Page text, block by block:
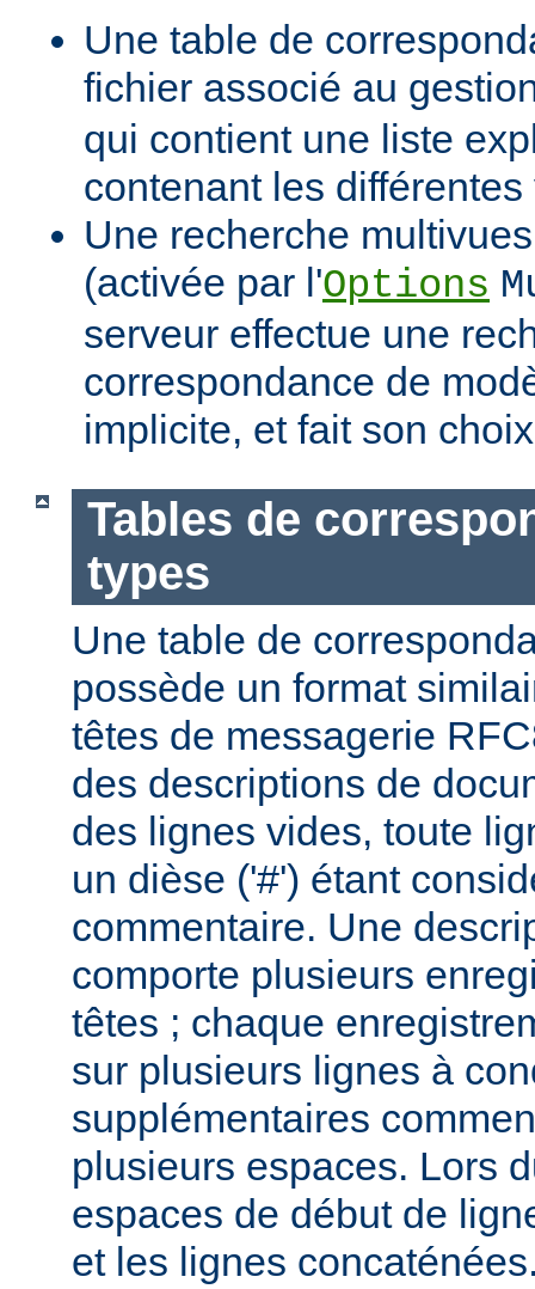
Une table de
fichier associé au
qui contient une liste
contenant les
Une recherche
(activée par l'Options
serveur effectue une
correspondance de
implicite, et fait son
Tables de
types
Une table de
possède un format
têtes de messagerie
des descriptions de
des lignes vides, toute
un dièse ('#') étant
commentaire. Une
comporte plusieurs
têtes ; chaque
sur plusieurs lignes à
supplémentaires
plusieurs espaces. Lors
espaces de début de
et les lignes